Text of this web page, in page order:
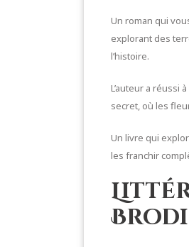
Un roman qui
explorant des
l’histoire.
L’auteur a
secret, où les
Un livre qui
les franchir